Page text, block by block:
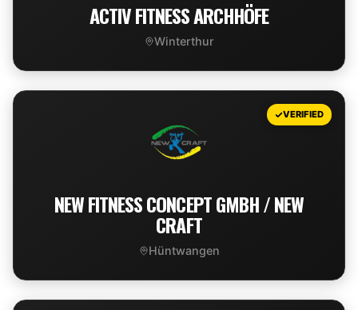
ACTIV FITNESS ARCHHÖFE
Winterthur
VIEW DEAL
VERIFIED
NEW FITNESS CONCEPT GMBH / NEW
CRAFT
Hüntwangen
VIEW DEAL